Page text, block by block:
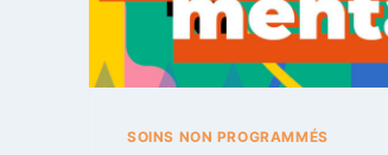
SOINS NON PROGRAMMÉS